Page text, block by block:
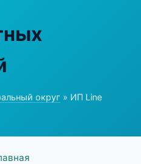
округ » ИП Line